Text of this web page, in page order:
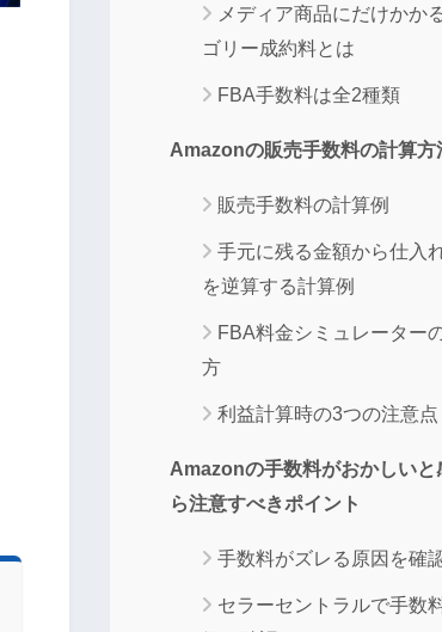
メディア商品にだけかか
ゴリー成約料とは
FBA手数料は全2種類
Amazonの販売手数料の計算方
販売手数料の計算例
手元に残る金額から仕入
を逆算する計算例
FBA料金シミュレーター
方
利益計算時の3つの注意点
Amazonの手数料がおかしいと
ら注意すべきポイント
手数料がズレる原因を確
セラーセントラルで手数